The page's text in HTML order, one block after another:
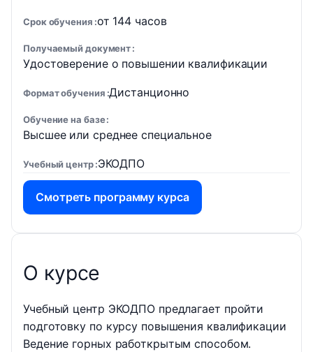
Срок обучения от 144 часов
Получаемый документ
Удостоверение о повышении квалификации
Формат обучения Дистанционно
Обучение на базе
Высшее или среднее специальное
Учебный центр ЭКОДПО
Смотреть программу курса
О курсе
Учебный центр ЭКОДПО предлагает пройти
подготовку по курсу повышения квалификации
Ведение горных работкрытым способом.